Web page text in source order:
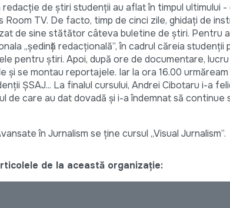
de știri studenții au aflat în timpul ultimului -
Room TV. De facto, timp de cinci zile, ghidați de
de sine stătător câteva buletine de știri. Pentru
„ședință redacțională”, în cadrul căreia studenții
pentru știri. Apoi, după ore de documentare,
și se montau reportajele. Iar la ora 16.00
ȘSAJ... La finalul cursului, Andrei Cibotaru i-a
de care au dat dovadă și i-a îndemnat să continue
în Jurnalism se ține cursul „Visual Jurnalism”.
de la această organizație: